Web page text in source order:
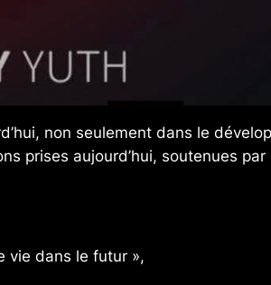
non seulement dans le
prises aujourd’hui, soutenues
vie dans le futur »,